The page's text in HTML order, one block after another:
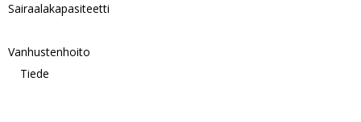
Sairaalakapasiteetti
Vanhustenhoito
Tiede